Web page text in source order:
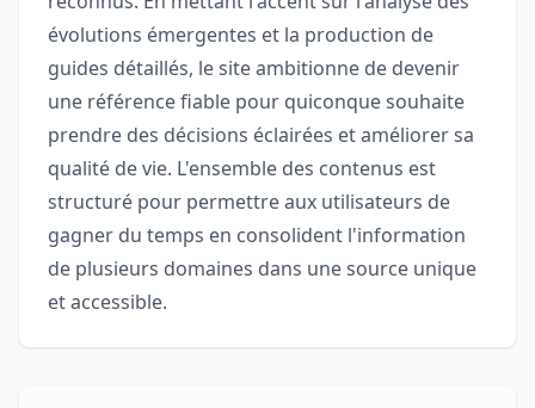
évolutions émergentes et la production de
guides détaillés, le site ambitionne de devenir
une référence fiable pour quiconque souhaite
prendre des décisions éclairées et améliorer sa
qualité de vie. L'ensemble des contenus est
structuré pour permettre aux utilisateurs de
gagner du temps en consolident l'information
de plusieurs domaines dans une source unique
et accessible.